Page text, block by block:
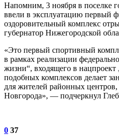
Напомним, 3 ноября в поселке
ввели в эксплуатацию первый
оздоровительный комплекс
губернатор Нижегородской
«Это первый спортивный
в рамках реализации
жизни“, входящего в
подобных комплексов делает
для жителей районных
Новгорода», — подчеркнул
0 37